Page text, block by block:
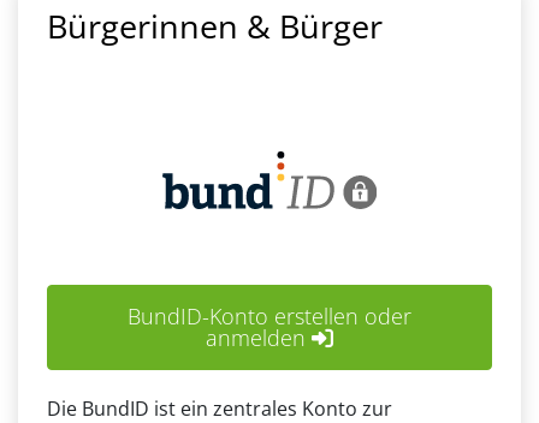
Bürgerinnen & Bürger
BundID-Konto erstellen oder
anmelden
Die BundID ist ein zentrales Konto zur